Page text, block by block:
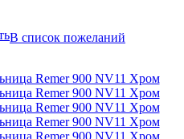
В список пожеланий